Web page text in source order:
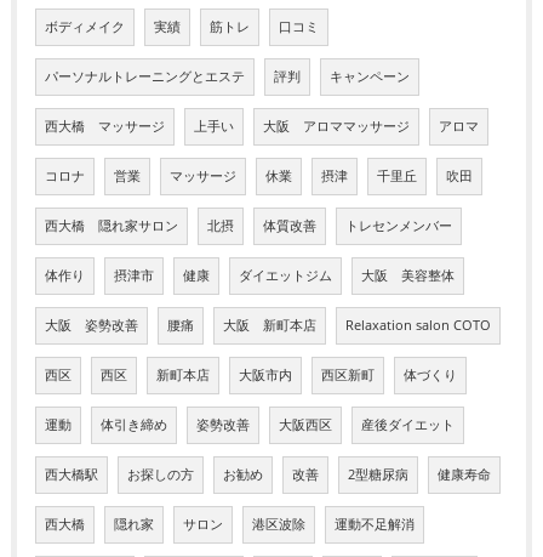
ボディメイク 実績 筋トレ 口コミ
パーソナルトレーニングとエステ 評判 キャンペーン
西大橋 マッサージ 上手い 大阪 アロママッサージ アロマ
コロナ 営業 マッサージ 休業 摂津 千里丘 吹田
西大橋 隠れ家サロン 北摂 体質改善 トレセンメンバー
体作り 摂津市 健康 ダイエットジム 大阪 美容整体
大阪 姿勢改善 腰痛 大阪 新町本店 Relaxation salon COTO
西区 西区 新町本店 大阪市内 西区新町 体づくり
運動 体引き締め 姿勢改善 大阪西区 産後ダイエット
西大橋駅 お探しの方 お勧め 改善 2型糖尿病 健康寿命
西大橋 隠れ家 サロン 港区波除 運動不足解消